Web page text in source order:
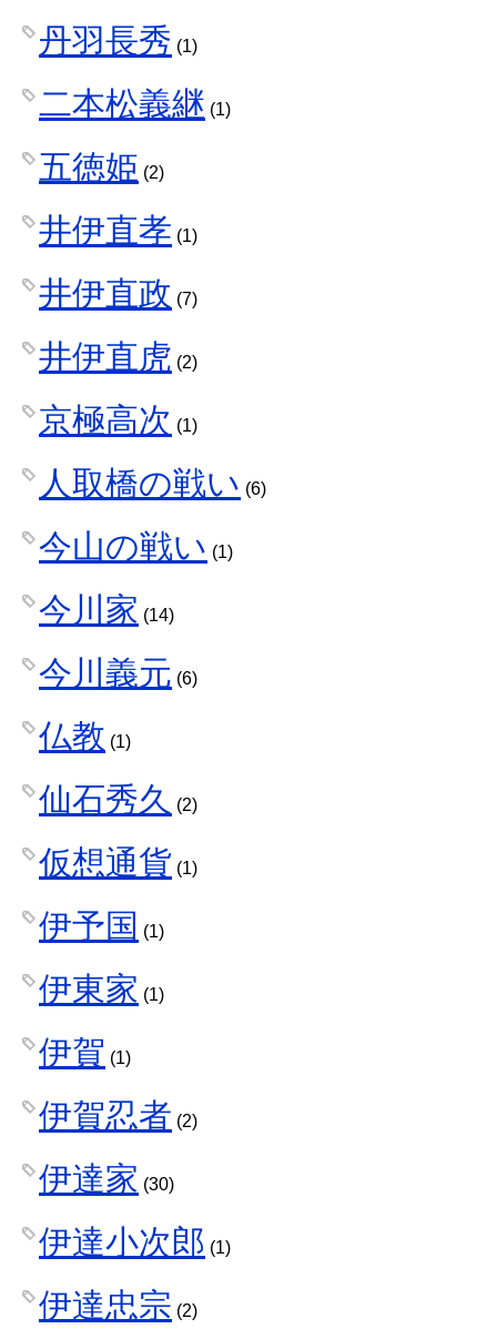
丹羽長秀 (1)
二本松義継 (1)
五徳姫 (2)
井伊直孝 (1)
井伊直政 (7)
井伊直虎 (2)
京極高次 (1)
人取橋の戦い (6)
今山の戦い (1)
今川家 (14)
今川義元 (6)
仏教 (1)
仙石秀久 (2)
仮想通貨 (1)
伊予国 (1)
伊東家 (1)
伊賀 (1)
伊賀忍者 (2)
伊達家 (30)
伊達小次郎 (1)
伊達忠宗 (2)